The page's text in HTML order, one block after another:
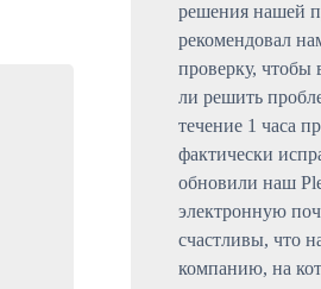
решения нашей
рекомендовал
проверку,
ли решить
течение 1 часа
фактически
обновили наш
электронную
счастливы, что
компанию, на